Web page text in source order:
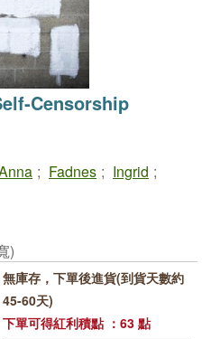
Censorship
; Fadnes ; Ingrid ;
)
無庫存，下單後進貨(到貨天數約
45-60天)
下單可得紅利積點 ：63 點